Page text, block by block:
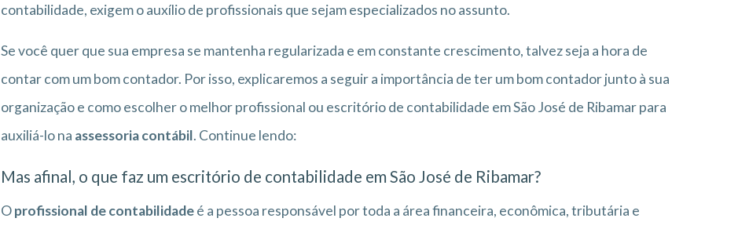
contabilidade, exigem o auxílio de profissionais que sejam especializados no assunto.
Se você quer que sua empresa se mantenha regularizada e em constante crescimento, talvez seja a hora de
contar com um bom contador. Por isso, explicaremos a seguir a importância de ter um bom contador junto à sua
organização e como escolher o melhor profissional ou escritório de contabilidade em São José de Ribamar para
auxiliá-lo na assessoria contábil. Continue lendo:
Mas afinal, o que faz um escritório de contabilidade em São José de Ribamar?
Oprofissional de contabilidadeé a pessoa responsável por toda a área financeira, econômica, tributária e